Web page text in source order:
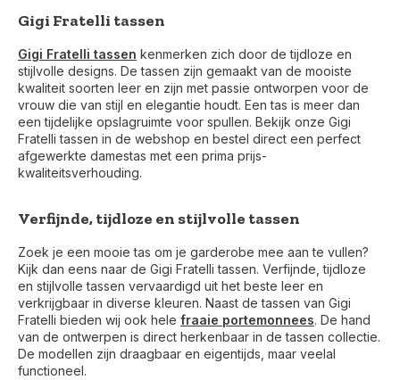
Gigi Fratelli tassen
Gigi Fratelli tassen kenmerken zich door de tijdloze en
stijlvolle designs. De tassen zijn gemaakt van de mooiste
kwaliteit soorten leer en zijn met passie ontworpen voor de
vrouw die van stijl en elegantie houdt. Een tas is meer dan
een tijdelijke opslagruimte voor spullen. Bekijk onze Gigi
Fratelli tassen in de webshop en bestel direct een perfect
afgewerkte damestas met een prima prijs-
kwaliteitsverhouding.
Verfijnde, tijdloze en stijlvolle tassen
Zoek je een mooie tas om je garderobe mee aan te vullen?
Kijk dan eens naar de Gigi Fratelli tassen. Verfijnde, tijdloze
en stijlvolle tassen vervaardigd uit het beste leer en
verkrijgbaar in diverse kleuren. Naast de tassen van Gigi
Fratelli bieden wij ook hele fraaie portemonnees. De hand
van de ontwerpen is direct herkenbaar in de tassen collectie.
De modellen zijn draagbaar en eigentijds, maar veelal
functioneel.